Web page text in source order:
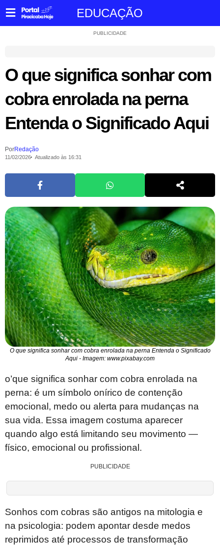
EDUCAÇÃO
PUBLICIDADE
O que significa sonhar com
cobra enrolada na perna
Entenda o Significado Aqui
PorRedação
11/02/2026 Atualizado às 16:31
O que significa sonhar com cobra enrolada na perna Entenda o Significado
Aqui - Imagem: www.pixabay.com
o’que significa sonhar com cobra enrolada na
perna: é um símbolo onírico de contenção
emocional, medo ou alerta para mudanças na
sua vida. Essa imagem costuma aparecer
quando algo está limitando seu movimento —
físico, emocional ou profissional.
PUBLICIDADE
Sonhos com cobras são antigos na mitologia e
na psicologia: podem apontar desde medos
reprimidos até processos de transformação